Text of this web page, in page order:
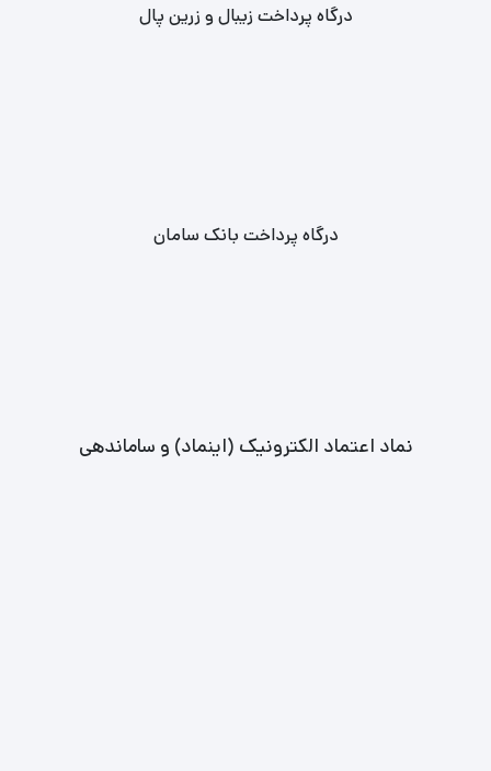
درگاه پرداخت زیبال و زرین پال
درگاه پرداخت بانک سامان
نماد اعتماد الکترونیک (اینماد) و ساماندهی